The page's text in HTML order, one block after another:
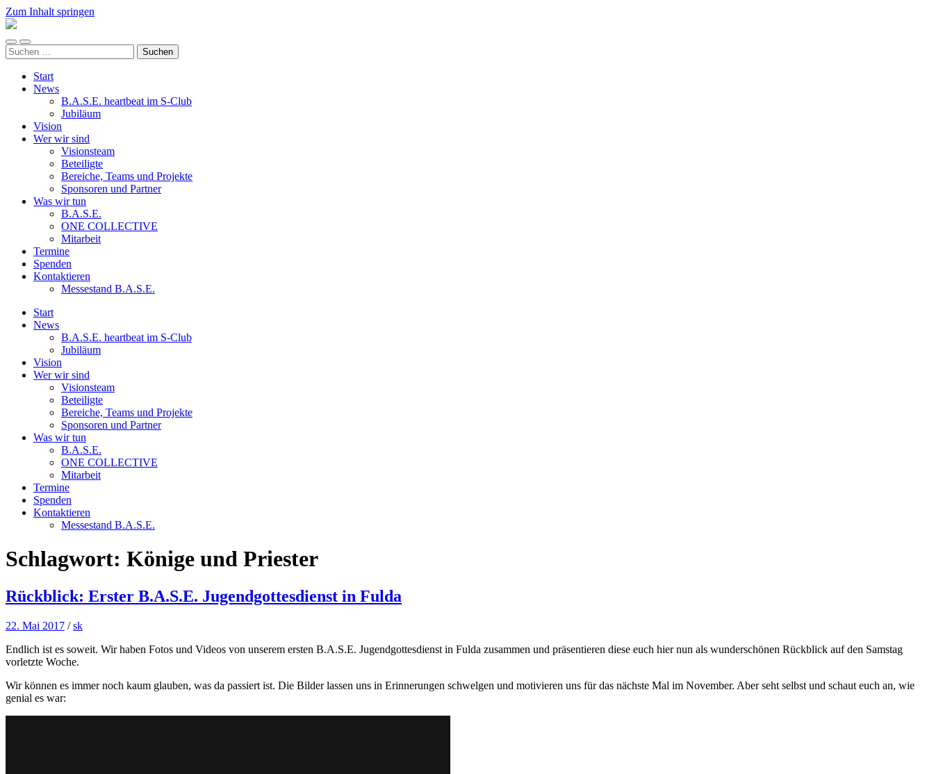
Zum Inhalt springen
ALL
ONE
e.V.
Mobile-
Menü
Suchfeld
ein-/ausblenden
Suchen
nach:
Start
News
B.A.S.E. heartbeat im S-Club
Jubiläum
Vision
Wer wir sind
Visionsteam
Beteiligte
Bereiche, Teams und Projekte
Sponsoren und Partner
Was wir tun
B.A.S.E.
ONE COLLECTIVE
Mitarbeit
Termine
Spenden
Kontaktieren
Messestand B.A.S.E.
Start
News
B.A.S.E. heartbeat im S-Club
Jubiläum
Vision
Wer wir sind
Visionsteam
Beteiligte
Bereiche, Teams und Projekte
Sponsoren und Partner
Was wir tun
B.A.S.E.
ONE COLLECTIVE
Mitarbeit
Termine
Spenden
Kontaktieren
Messestand B.A.S.E.
Schlagwort: Könige und Priester
Rückblick: Erster B.A.S.E. Jugendgottesdienst in Fulda
22. Mai 2017 /sk
Endlich ist es soweit. Wir haben Fotos und Videos von unserem ersten B.A.S.E. Jugendgottesdienst in Fulda zusammen und präsentieren diese euch hier nun als wunderschönen Rückblick auf den Samstag
vorletzte Woche.
Wir können es immer noch kaum glauben, was da passiert ist. Die Bilder lassen uns in Erinnerungen schwelgen und motivieren uns für das nächste Mal im November. Aber seht selbst und schaut euch an, wie
genial es war: